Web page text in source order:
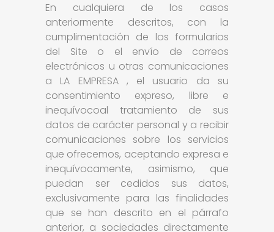
En cualquiera de los casos
anteriormente descritos, con la
cumplimentación de los formularios
del Site o el envío de correos
electrónicos u otras comunicaciones
a LA EMPRESA , el usuario da su
consentimiento expreso, libre e
inequívocoal tratamiento de sus
datos de carácter personal y a recibir
comunicaciones sobre los servicios
que ofrecemos, aceptando expresa e
inequívocamente, asimismo, que
puedan ser cedidos sus datos,
exclusivamente para las finalidades
que se han descrito en el párrafo
anterior, a sociedades directamente